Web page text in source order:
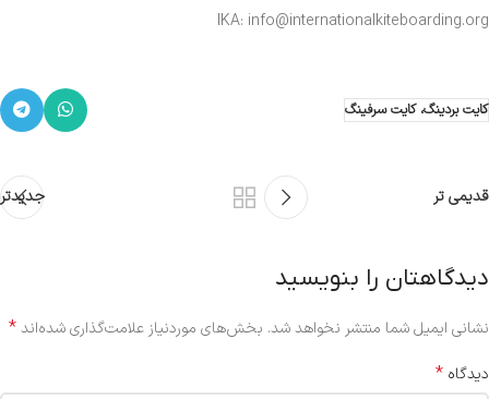
IKA: info@internationalkiteboarding.org
کایت بردینگ، کایت سرفینگ
جدیدتر قدیمی تر
دیدگاهتان را بنویسید
نشانی ایمیل شما منتشر نخواهد شد. بخش‌های موردنیاز علامت‌گذاری شده‌اند*
دیدگاه *